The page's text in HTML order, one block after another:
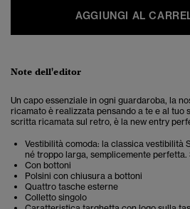
AGGIUNGI AL
Note dell'editor
Un capo essenziale in ogni guardaroba, la
ricamato è realizzata pensando a te e al tuo
scritta ricamata sul retro, è la new entry
Vestibilità comoda: la classica vestibilità
né troppo larga, semplicemente
Con bottoni
Polsini con chiusura a bottoni
Quattro tasche esterne
Colletto singolo